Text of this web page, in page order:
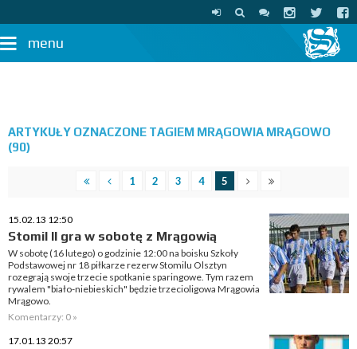
menu
ARTYKUŁY OZNACZONE TAGIEM MRĄGOWIA MRĄGOWO
(90)
1 2 3 4 5
15.02.13 12:50
Stomil II gra w sobotę z Mrągowią
W sobotę (16 lutego) o godzinie 12:00 na boisku Szkoły
Podstawowej nr 18 piłkarze rezerw Stomilu Olsztyn
rozegrają swoje trzecie spotkanie sparingowe. Tym razem
rywalem "biało-niebieskich" będzie trzecioligowa Mrągowia
Mrągowo.
Komentarzy: 0 »
17.01.13 20:57